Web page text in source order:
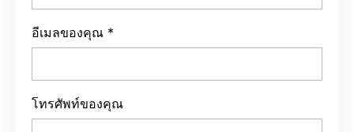
อีเมลของคุณ *
โทรศัพท์ของคุณ